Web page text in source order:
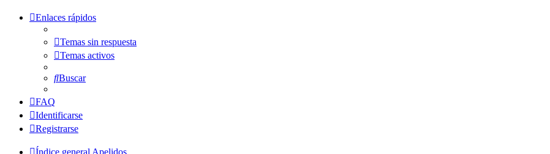
Enlaces rápidos
Temas sin respuesta
Temas activos
Buscar
FAQ
Identificarse
Registrarse